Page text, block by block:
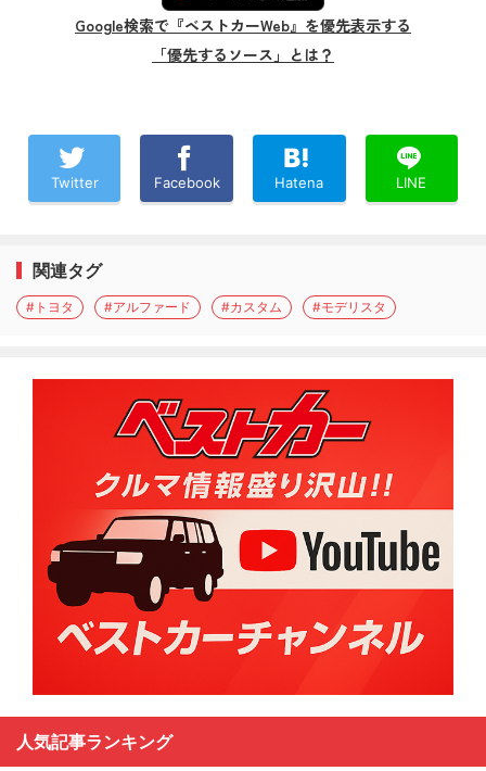
Google検索で『ベストカーWeb』を優先表示する
「優先するソース」とは？
Twitter Facebook Hatena LINE
関連タグ
#トヨタ #アルファード #カスタム #モデリスタ
人気記事ランキング